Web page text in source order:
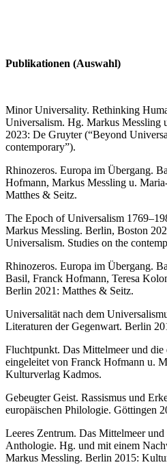
Publikationen (Auswahl)
Minor Universality. Rethinking
Universalism. Hg. Markus Messling
2023: De Gruyter (“Beyond
contemporary”).
Rhinozeros. Europa im Übergang.
Hofmann, Markus Messling u.
Matthes & Seitz.
The Epoch of Universalism
Markus Messling. Berlin, Boston
Universalism. Studies on the
Rhinozeros. Europa im Übergang.
Basil, Franck Hofmann, Teresa
Berlin 2021: Matthes & Seitz.
Universalität nach dem
Literaturen der Gegenwart. Berlin
Fluchtpunkt. Das Mittelmeer und
eingeleitet von Franck Hofmann u.
Kulturverlag Kadmos.
Gebeugter Geist. Rassismus und
europäischen Philologie. Göttingen
Leeres Zentrum. Das Mittelmeer
Anthologie. Hg. und mit einem
Markus Messling. Berlin 2015: